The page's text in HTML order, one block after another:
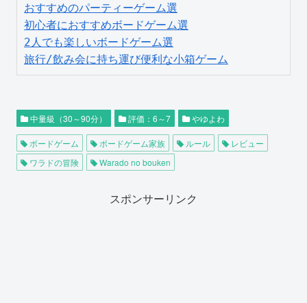
おすすめのパーティーゲーム選
初心者におすすめボードゲーム選
2人でも楽しいボードゲーム選
旅行/飲み会に持ち運び便利な小箱ゲーム
中量級（30～90分） 評価：6～7 やゆよわ
ボードゲーム ボードゲーム家族 ルール
レビュー
ワラドの冒険
Warado no bouken
スポンサーリンク